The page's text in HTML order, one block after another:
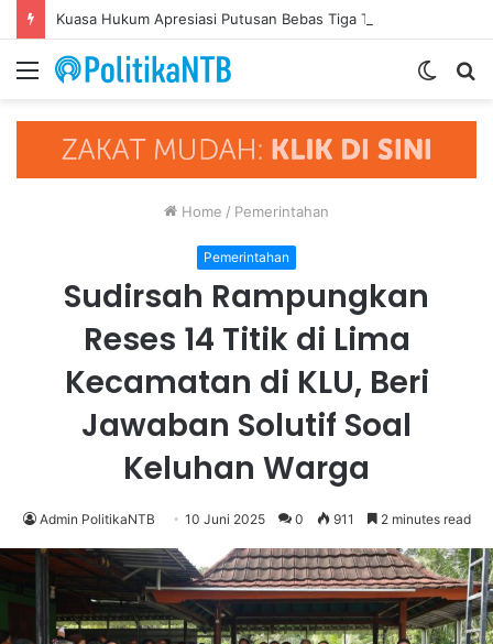
Menu
Switch
Home / Pemerintahan
Pemerintahan
Sudirsah Rampungkan
Reses 14 Titik di Lima
Kecamatan di KLU, Beri
Jawaban Solutif Soal
Keluhan Warga
Admin PolitikaNTB 10 Juni 2025 0 911 2 minutes read